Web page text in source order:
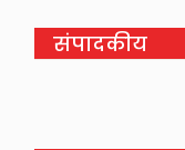
संपादकीय